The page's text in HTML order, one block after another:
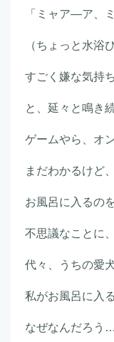
「ミャア―ア、
（ちょっと水浴
すごく嫌な気持
と、延々と鳴き
ゲームやら、オ
まだわかるけど、
お風呂に入るの
不思議なことに、
代々、うちの愛
私がお風呂に入
なぜなんだろ